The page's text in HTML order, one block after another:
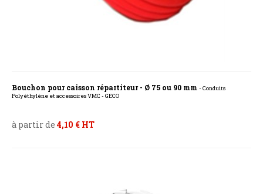
Bouchon pour caisson répartiteur - Ø 75 ou 90 mm - Conduits
Polyéthylène et accessoires VMC - GECO
à partir de 4,10 € HT